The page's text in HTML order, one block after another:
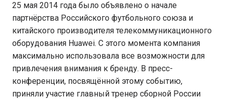
25 мая 2014 года было объявлено о начале
партнёрства Российского футбольного союза и
китайского производителя телекоммуникационного
оборудования Huawei. С этого момента компания
максимально использовала все возможности для
привлечения внимания к бренду. В пресс-
конференции, посвящённой этому событию,
приняли участие главный тренер сборной России